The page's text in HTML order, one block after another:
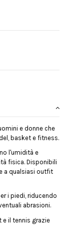
e donne che
basket e fitness.
l'umidità e
fisica. Disponibili
a qualsiasi outfit
i piedi, riducendo
abrasioni.
e il tennis grazie